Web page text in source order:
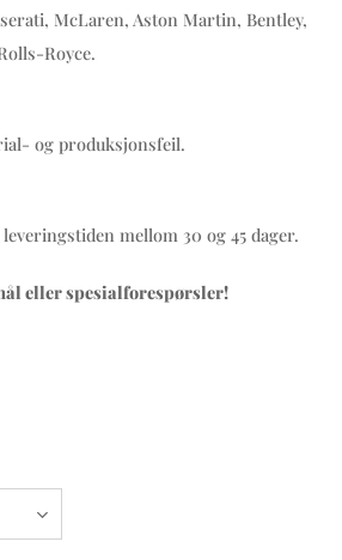
McLaren, Aston Martin, Bentley,
Royce.
og produksjonsfeil.
mellom 30 og 45 dager.
eller spesialforespørsler!